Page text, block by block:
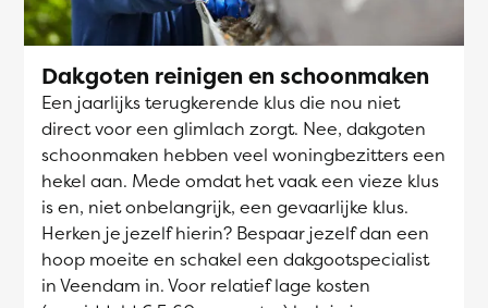
Dakgoten reinigen en schoonmaken
Een jaarlijks terugkerende klus die nou niet
direct voor een glimlach zorgt. Nee, dakgoten
schoonmaken hebben veel woningbezitters een
hekel aan. Mede omdat het vaak een vieze klus
is en, niet onbelangrijk, een gevaarlijke klus.
Herken je jezelf hierin? Bespaar jezelf dan een
hoop moeite en schakel een dakgootspecialist
in Veendam in. Voor relatief lage kosten